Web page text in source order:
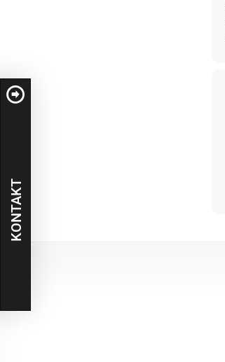
KONTAKT